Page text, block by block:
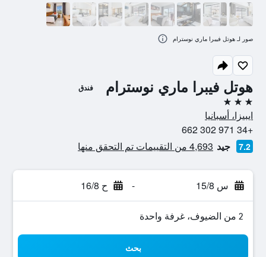
هوتل فيبرا ماري نوسترام فندق
3 نجوم
ايبيزا، أسبانيا
+34 971 302 662
7.2 جيد 4,693 من التقييمات تم التحقق منها
س 15/8 - ح 16/8
2 من الضيوف، غرفة واحدة
بحث
صور لـ هوتل فيبرا ماري نوسترام